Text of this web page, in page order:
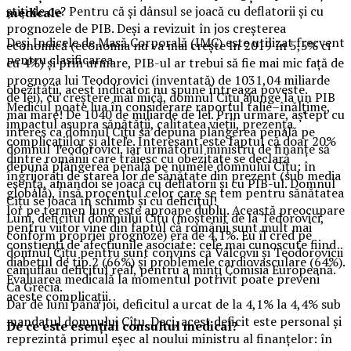
știți de ce? Pentru că și dânsul se joacă cu deflatorii și cu
prognozele de PIB. Deși a revizuit în jos creșterea
economică (economia nu va mai crește în 2019 în 5,5% ci
cu 4%) și prin urmare, PIB-ul ar trebui să fie mai mic față de
prognoza lui Teodorovici (inventată) de 1031,04 miliarde
de lei), cu creștere mai mică, domnul Cîțu ajunge la un PIB
mai mare! De 1040 de miliarde de lei. Prin urmare, aștept cu
interes ca domnul Cîțu să depună plângerea penală pe
domnul Teodorovici, iar următorul ministru de finanțe să
depună plângerea penală pe numele domnului Cîțu: în
esență, amândoi se joacă cu deflatorii și cu PIB-ul. Domnul
Cîțu se joacă în schimb și cu deficitul!
Luni, deficitul domnului Cîțu (moștenit de la Tedorovici,
conform propriei prognoze) era de 4,1%. Eu îl cred pe
domnul Cîțu pentru sunt convins că Vâlcovii și Teodorovicii
camuflau deficitul real, pentru a minți Comisia Europeană.
Ca Grecia.
Dar de luni până joi, deficitul a urcat de la 4,1% la 4,4% sub
mandatul domnului Cîțu. Deci, acest deficit este personal și
reprezintă primul eșec al noului ministru al finanțelor: în
medicale
Deși Indicele de Masă Corporală (IMC) este utilizat frecvent
pentru clasificarea
obezității, acest indicator nu spune întreaga poveste.
Medicul poate lua în considerare raportul talie–înălțime,
impactul asupra sănătății, calitatea vieții, prezența
complicațiilor și altele. Interesant este faptul că doar 20%
dintre românii care trăiesc cu obezitate se declară
îngrijorați de starea lor de sănătate din prezent (sub media
globală), însă procentul celor care se tem pentru sănătatea
lor pe termen lung este aproape dublu. Această preocupare
pentru viitor vine din faptul că românii sunt mult mai
conștienți de afecțiunile asociate: cele mai cunoscute fiind
diabetul de tip 2 (66%) și problemele cardiovasculare (64%).
Evaluarea medicală la momentul potrivit poate preveni
aceste complicații.
De ce este esențial consultul medical?